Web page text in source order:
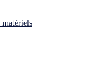
une aide immédiate.
évidence la manière
être utilisés pour
pouvant générer